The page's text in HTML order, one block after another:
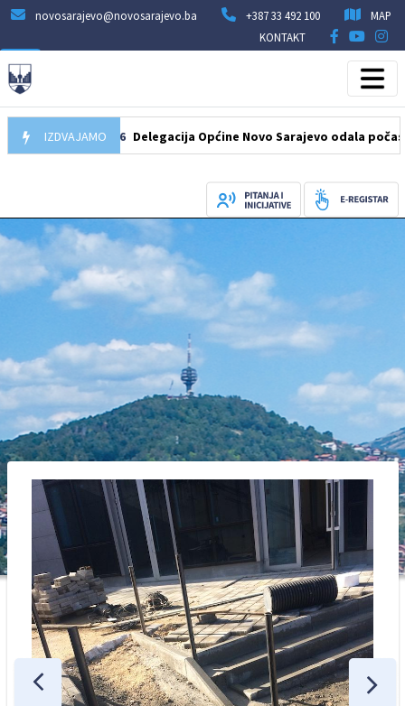
novosarajevo@novosarajevo.ba +387 33 492 100
MAP
KONTAKT
IZDVAJAMO
07.08.2026 Delegacija Općine Novo Sarajevo odala počast